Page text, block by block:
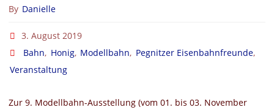
By Danielle
3. August 2019
Bahn, Honig, Modellbahn, Pegnitzer Eisenbahnfreunde,
Veranstaltung
Zur 9. Modellbahn-Ausstellung (vom 01. bis 03. November